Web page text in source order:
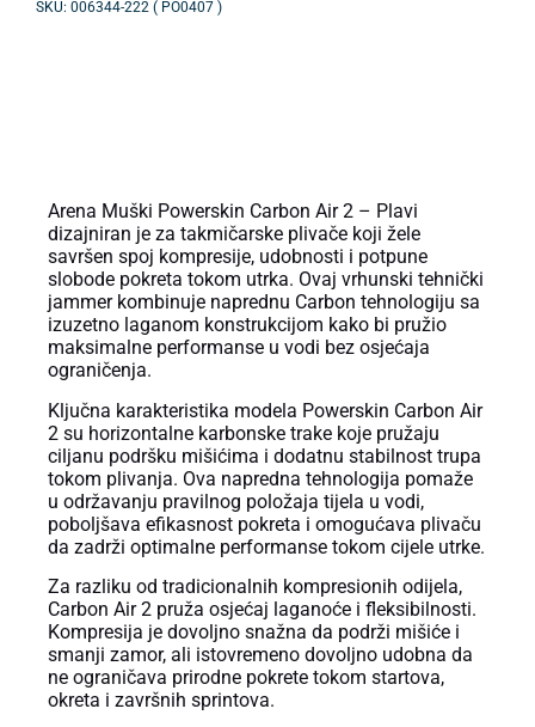
SKU: 006344-222 ( PO0407 )
Arena Muški Powerskin Carbon Air 2 – Plavi
dizajniran je za takmičarske plivače koji žele
savršen spoj kompresije, udobnosti i potpune
slobode pokreta tokom utrka. Ovaj vrhunski tehnički
jammer kombinuje naprednu Carbon tehnologiju sa
izuzetno laganom konstrukcijom kako bi pružio
maksimalne performanse u vodi bez osjećaja
ograničenja.
Ključna karakteristika modela Powerskin Carbon Air
2 su horizontalne karbonske trake koje pružaju
ciljanu podršku mišićima i dodatnu stabilnost trupa
tokom plivanja. Ova napredna tehnologija pomaže
u održavanju pravilnog položaja tijela u vodi,
poboljšava efikasnost pokreta i omogućava plivaču
da zadrži optimalne performanse tokom cijele utrke.
Za razliku od tradicionalnih kompresionih odijela,
Carbon Air 2 pruža osjećaj laganoće i fleksibilnosti.
Kompresija je dovoljno snažna da podrži mišiće i
smanji zamor, ali istovremeno dovoljno udobna da
ne ograničava prirodne pokrete tokom startova,
okreta i završnih sprintova.